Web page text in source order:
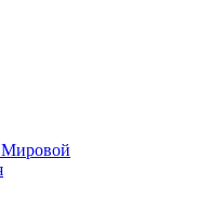
Мировой